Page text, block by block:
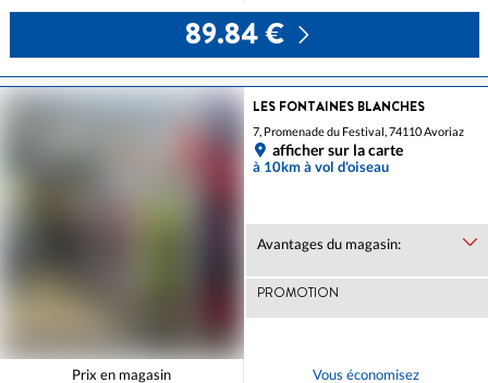
89.84 €
LES FONTAINES BLANCHES
7, Promenade du Festival, 74110 Avoriaz
afficher sur la carte
à 10km à vol d'oiseau
Avantages du magasin:
PROMOTION
Prix en magasin
Vous économisez